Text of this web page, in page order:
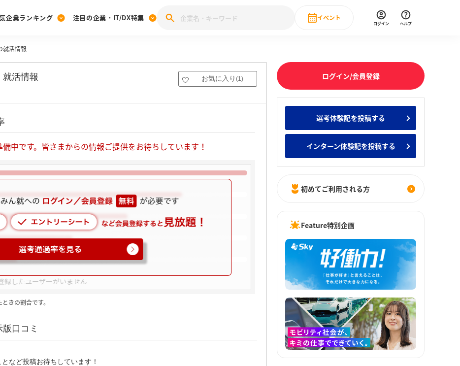
[27卒] 本選考体験記投稿キャンペーン
企業ランキング
みんなの新卒就職人気企業ランキング みんなのインターン人気企業ランキ
注目の企業・IT/DX特集
28卒 IT・DX企業特集 27卒 IT・DX企業特集 28卒 IT・DX現場社員インタビュー
・企業研究
イベント
直近のイベント一覧
ログイン ヘルプ
就活情報
活情報 お気に入り (1)
中です。皆さまからの情報ご提供をお待ちしています！
きの割合です。
口コミ
など投稿お待ちしています！
ログイン/会員登録
選考体験記を投稿する
インターン体験記を投稿する
初めてご利用される方
Feature特別企画